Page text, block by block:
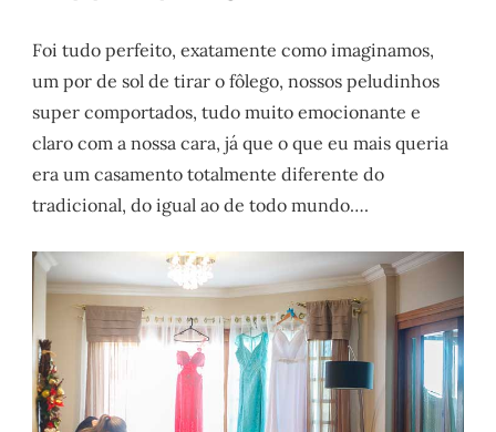
Foi tudo perfeito, exatamente como imaginamos,
um por de sol de tirar o fôlego, nossos peludinhos
super comportados, tudo muito emocionante e
claro com a nossa cara, já que o que eu mais queria
era um casamento totalmente diferente do
tradicional, do igual ao de todo mundo….